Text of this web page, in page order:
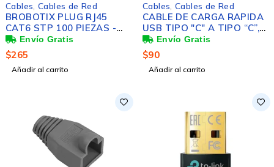
Cables Cables de Red
BROBOTIX PLUG RJ45
CAT6 STP 100 PIEZAS -
Conector RJ45 Panel de
Parcheo Cable Patch
Blindado Shielded
$265
Añadir al carrito
Cables Cables de Red
CABLE DE CARGA RAPIDA
USB TIPO "C" A TIPO “C”,
DE 1 METRO, PUNTAS DE
ACERO REFORZADO,
FORRO TEJIDO, COLOR
GRIS.
$90
Añadir al carrito